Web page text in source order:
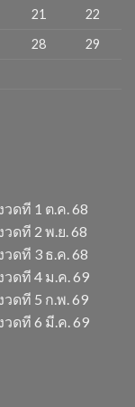
21
22
28
29
ดที 1 ต.ค. 68
ดที 2 พ.ย. 68
ดที 3 ธ.ค. 68
ดที 4 ม.ค. 69
ดที 5 ก.พ. 69
ดที 6 มี.ค. 69